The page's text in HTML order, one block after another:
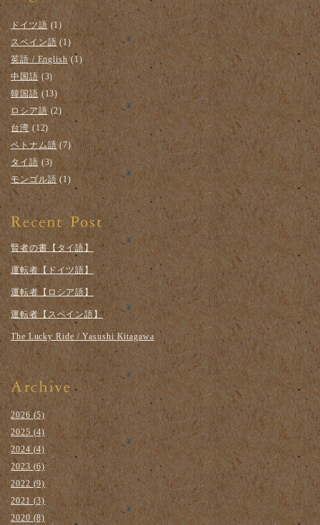
ドイツ語(1)
スペイン語(1)
英語 / English(1)
中国語(3)
韓国語(13)
ロシア語(2)
台湾(12)
ベトナム語 (7)
タイ語(3)
モンゴル語(1)
賢者の書【タイ語】
運転者【ドイツ語】
運転者【ロシア語】
運転者【スペイン語】
The Lucky Ride / Yasushi Kitagawa
2026(5)
2025(4)
2024(4)
2023(6)
2022 (9)
2021 (3)
2020(8)